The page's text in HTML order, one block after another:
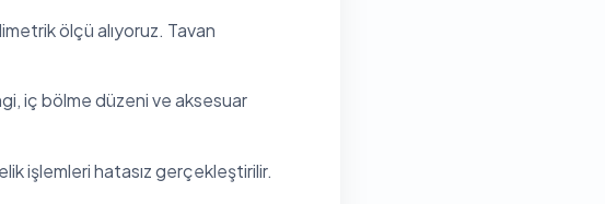
ölçü alıyoruz. Tavan
iç bölme düzeni ve aksesuar
işlemleri hatasız gerçekleştirilir.